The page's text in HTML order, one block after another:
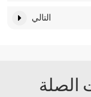
التالي
الصلة